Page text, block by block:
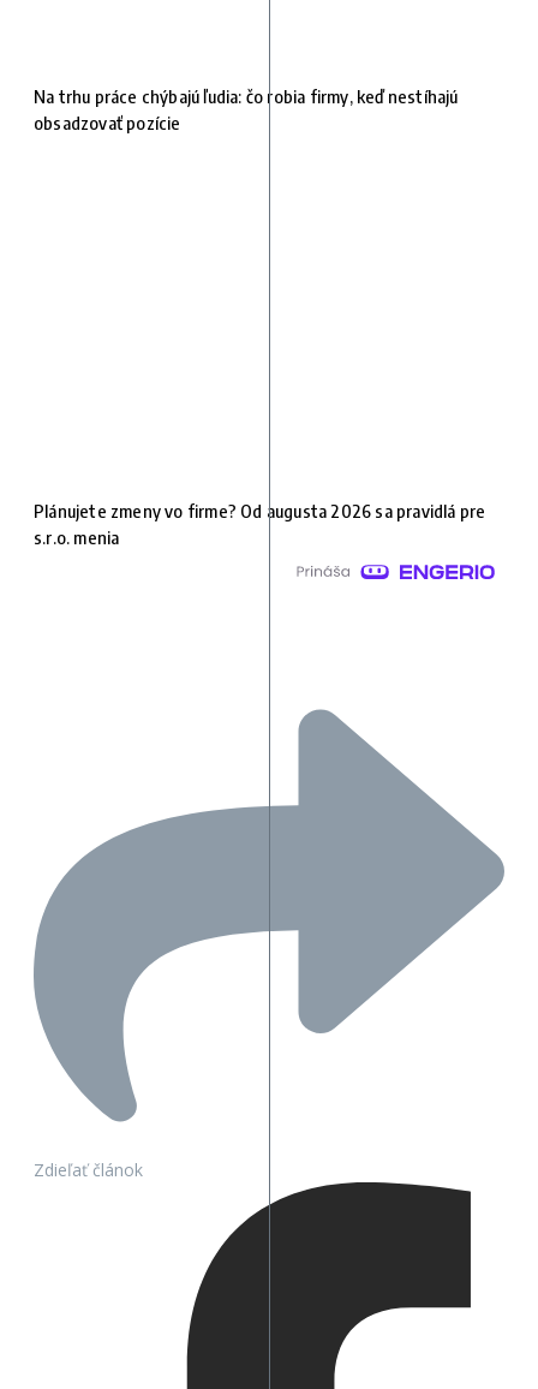
Na trhu práce chýbajú ľudia: čo robia firmy, keď nestíhajú
obsadzovať pozície
Plánujete zmeny vo firme? Od augusta 2026 sa pravidlá pre
s.r.o. menia
Zdieľať článok